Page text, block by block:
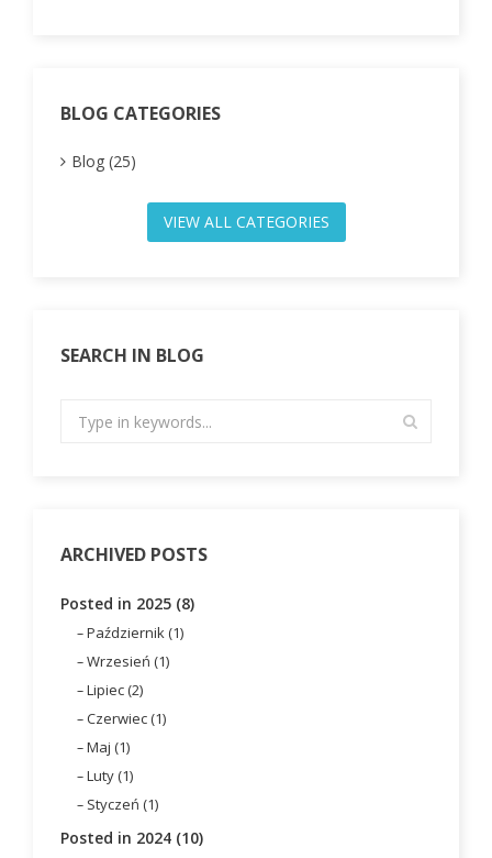
BLOG CATEGORIES
Blog (25)
VIEW ALL CATEGORIES
SEARCH IN BLOG
ARCHIVED POSTS
Posted in 2025 (8)
Październik (1)
Wrzesień (1)
Lipiec (2)
Czerwiec (1)
Maj (1)
Luty (1)
Styczeń (1)
Posted in 2024 (10)